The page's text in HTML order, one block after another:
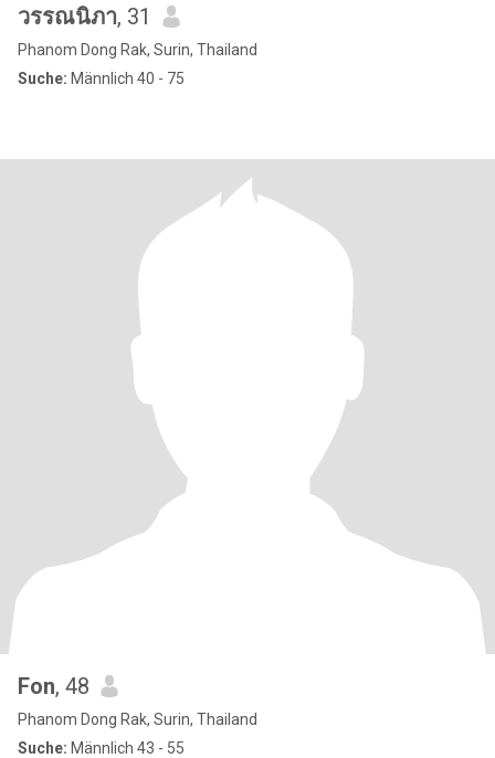
วรรณนิภา, 31
Phanom Dong Rak, Surin, Thailand
Suche: Männlich 40 - 75
Fon, 48
Phanom Dong Rak, Surin, Thailand
Suche: Männlich 43 - 55